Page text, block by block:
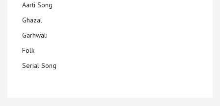
Aarti Song
Ghazal
Garhwali
Folk
Serial Song